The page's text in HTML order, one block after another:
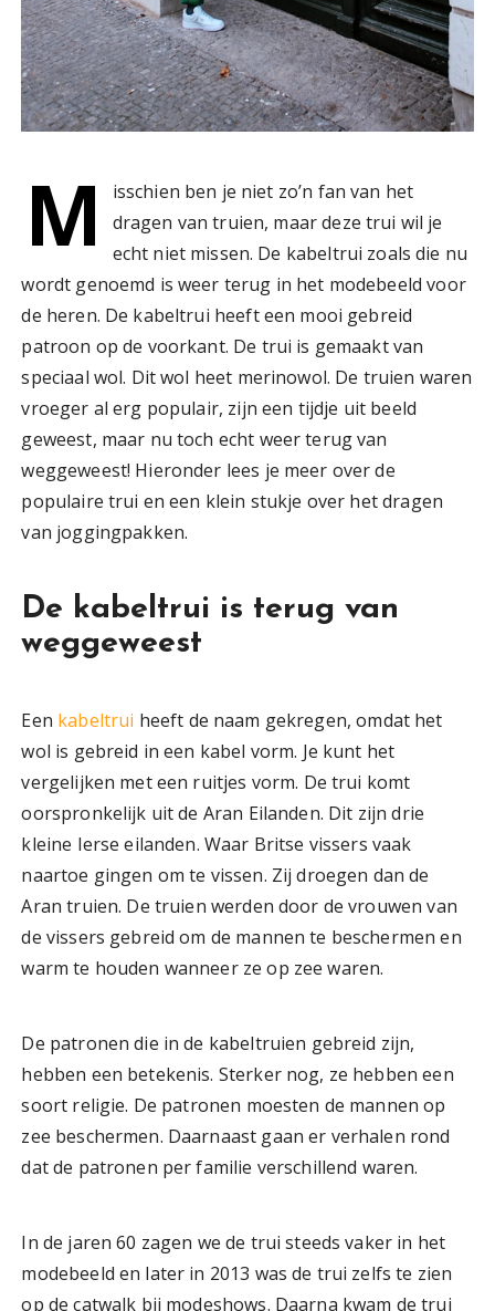
M
isschien ben je niet zo’n fan van het
dragen van truien, maar deze trui wil je
echt niet missen. De kabeltrui zoals die nu
wordt genoemd is weer terug in het modebeeld voor
de heren. De kabeltrui heeft een mooi gebreid
patroon op de voorkant. De trui is gemaakt van
speciaal wol. Dit wol heet merinowol. De truien waren
vroeger al erg populair, zijn een tijdje uit beeld
geweest, maar nu toch echt weer terug van
weggeweest! Hieronder lees je meer over de
populaire trui en een klein stukje over het dragen
van joggingpakken.
De kabeltrui is terug van
weggeweest
Een kabeltrui heeft de naam gekregen, omdat het
wol is gebreid in een kabel vorm. Je kunt het
vergelijken met een ruitjes vorm. De trui komt
oorspronkelijk uit de Aran Eilanden. Dit zijn drie
kleine Ierse eilanden. Waar Britse vissers vaak
naartoe gingen om te vissen. Zij droegen dan de
Aran truien. De truien werden door de vrouwen van
de vissers gebreid om de mannen te beschermen en
warm te houden wanneer ze op zee waren.
De patronen die in de kabeltruien gebreid zijn,
hebben een betekenis. Sterker nog, ze hebben een
soort religie. De patronen moesten de mannen op
zee beschermen. Daarnaast gaan er verhalen rond
dat de patronen per familie verschillend waren.
In de jaren 60 zagen we de trui steeds vaker in het
modebeeld en later in 2013 was de trui zelfs te zien
op de catwalk bij modeshows. Daarna kwam de trui